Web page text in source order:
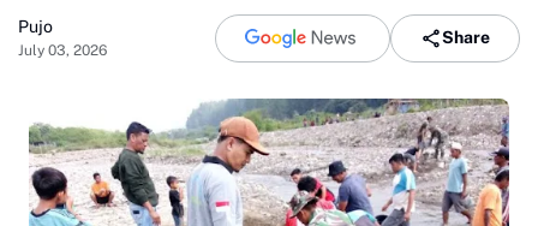
Pujo
July 03, 2026
Share